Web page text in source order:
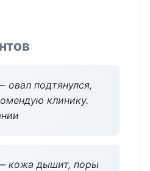
овал подтянулся,
клинику.
кожа дышит, поры